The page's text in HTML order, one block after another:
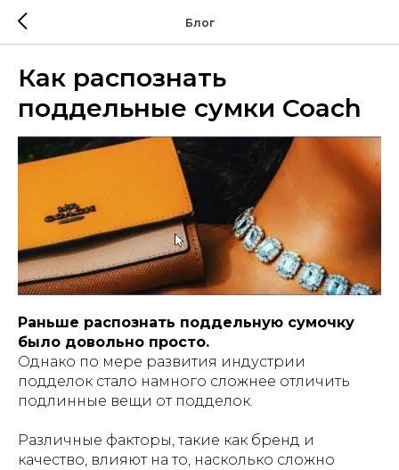
Блог
Как распознать
поддельные сумки Coach
Раньше распознать поддельную сумочку
было довольно просто.
Однако по мере развития индустрии
подделок стало намного сложнее отличить
подлинные вещи от подделок.
Различные факторы, такие как бренд и
качество, влияют на то, насколько сложно